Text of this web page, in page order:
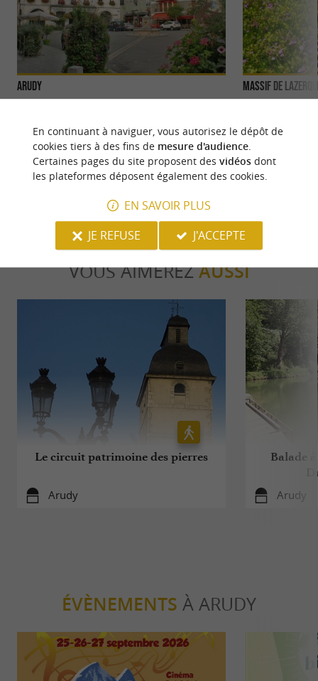
Arudy
culture Berceau de ...
48 m - Arudy
Massif de
d’Escurets, ...
3,9 km -
VOUS AIMEREZAUSSI
Le circuit patrimoine des pierres
Arudy
Balade
Arudy
ÉVÈNEMENTS À ARUDY
En continuant à naviguer, vous autorisez le dépôt de
cookies tiers à des fins de mesure d'audience.
Certaines pages du site proposent des vidéosdont
les plateformes déposent également des cookies.
EN SAVOIR PLUS
JE REFUSE
J'ACCEPTE